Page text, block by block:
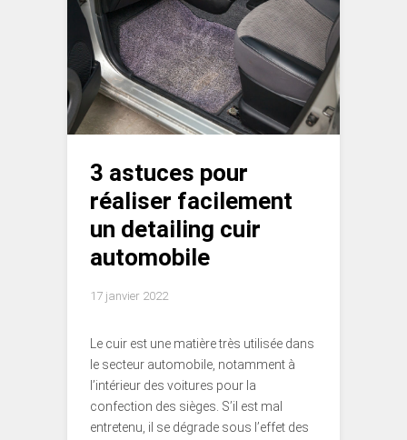
3 astuces pour
réaliser facilement
un detailing cuir
automobile
17 janvier 2022
Le cuir est une matière très utilisée dans
le secteur automobile, notamment à
l’intérieur des voitures pour la
confection des sièges. S’il est mal
entretenu, il se dégrade sous l’effet des